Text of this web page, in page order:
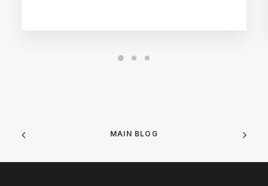
MAIN BLOG